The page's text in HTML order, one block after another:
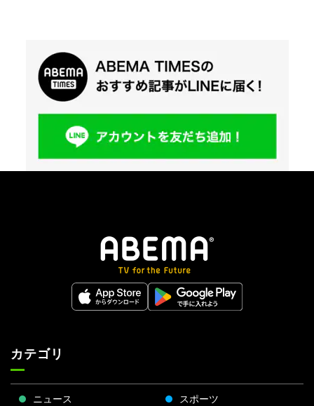
カテゴリ
ニュース スポーツ